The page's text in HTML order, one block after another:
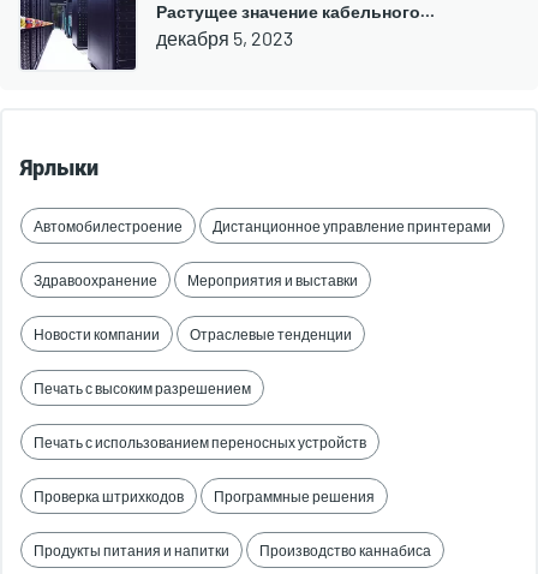
Растущее значение кабельного…
декабря 5, 2023
Ярлыки
Автомобилестроение Дистанционное управление принтерами
Здравоохранение Мероприятия и выставки
Новости компании Отраслевые тенденции
Печать с высоким разрешением
Печать с использованием переносных устройств
Проверка штрихкодов Программные решения
Продукты питания и напитки Производство каннабиса